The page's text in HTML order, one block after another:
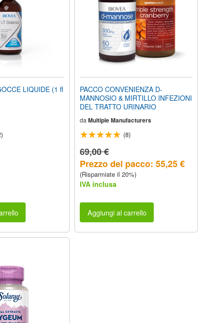
LIQUIDE (1 fl
PACCO CONVENIENZA D-
MANNOSIO & MIRTILLO INFEZIONI
DEL TRATTO URINARIO
daMultiple Manufacturers
(8)
69,00 €
Prezzo del pacco: 55,25 €
(Risparmiate il 20%)
IVA inclusa
Aggiungi al carrello